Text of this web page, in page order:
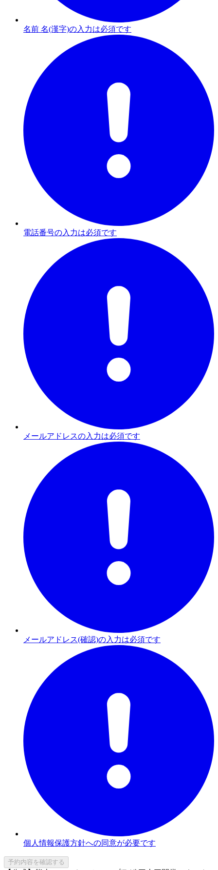
名前 名(漢字)の入力は必須です
電話番号の入力は必須です
メールアドレスの入力は必須です
メールアドレス(確認)の入力は必須です
個人情報保護方針への同意が必要です
予約内容を確認する